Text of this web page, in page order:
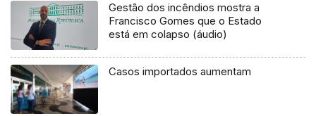
Gestão dos incêndios mostra a
Francisco Gomes que o Estado
está em colapso (áudio)
Casos importados aumentam